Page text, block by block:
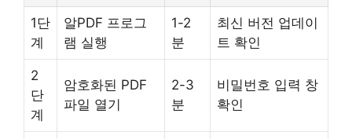
1단
계
알PDF 프로그
램 실행
1-2
분
최신 버전 업데이
트 확인
2
단
계
암호화된 PDF
파일 열기
2-3
분
비밀번호 입력 창
확인